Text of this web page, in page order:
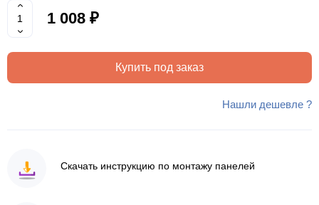
1 008 ₽
Купить под заказ
Нашли дешевле ?
Скачать инструкцию по монтажу панелей